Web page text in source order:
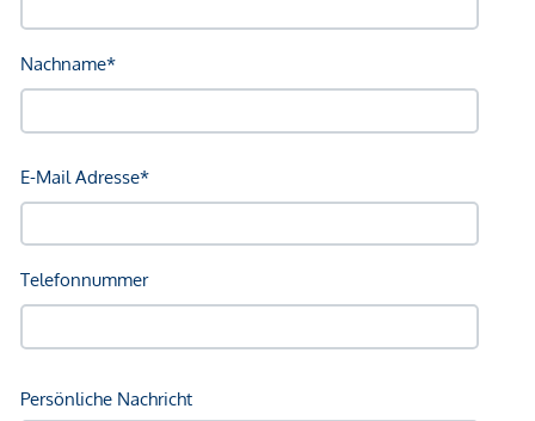
*Der Vertrag kommt nicht mit der INFINA Credit Broker
Immobilienunternehmen angeboten. Allfällige aus dem
Vertragsabschluss resultierende Rechte sind ausschließlich
gegenüber dem anbietenden Immobilienunternehmen
unverbindliche Vorabinformationen sind und daher ohne